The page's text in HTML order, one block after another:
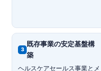
3
既存事業の安定基盤構
築
ヘルスケアセールス事業とメ